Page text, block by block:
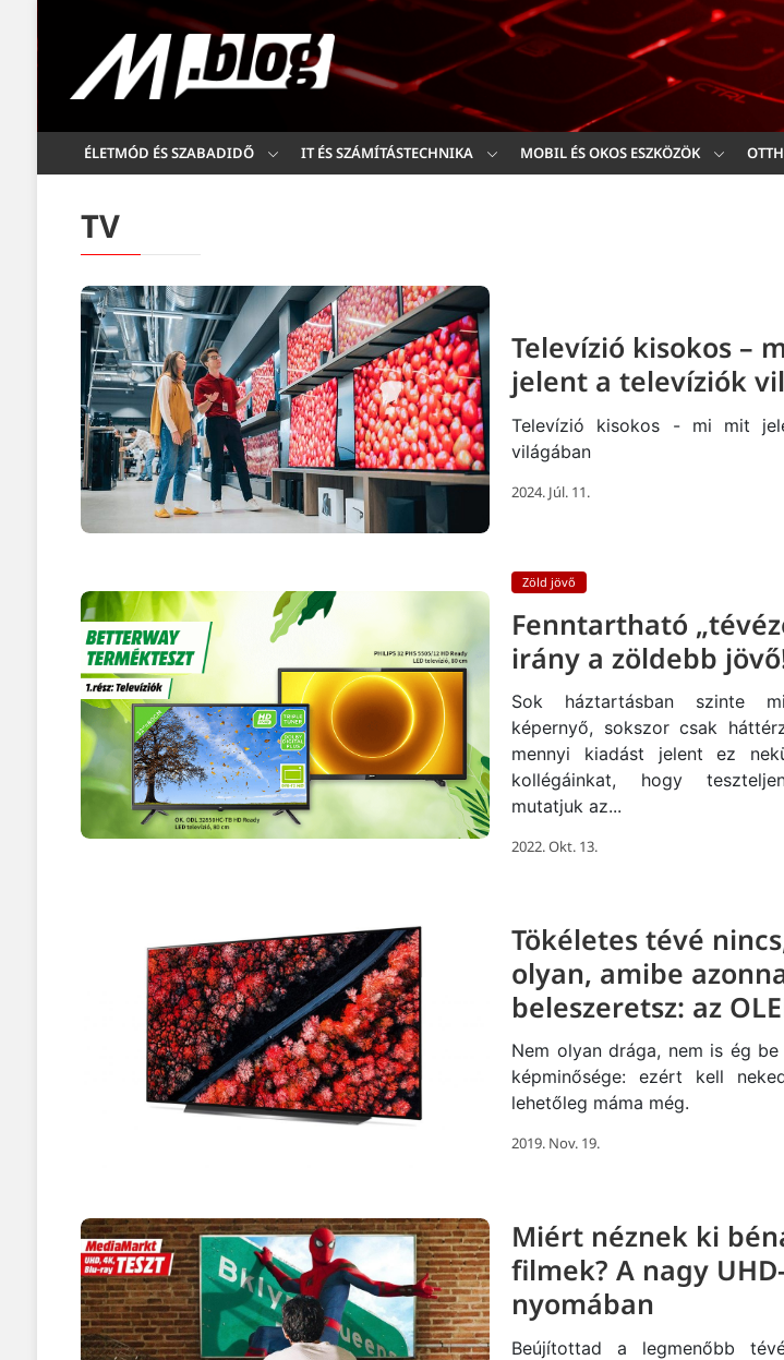
ÉLETMÓD ÉS SZABADIDŐ IT ÉS SZÁMÍTÁSTECHNIKA MOBIL ÉS OKOS ESZKÖZÖK
TV
Televízió kisokos –
jelent a televíziók
Televízió kisokos - mi mit
világában
2024. Júl. 11.
Zöld jövő
Fenntartható
irány a zöldebb
Sok háztartásban szinte
képernyő, sokszor csak
mennyi kiadást jelent ez
kollégáinkat, hogy
mutatjuk az...
2022. Okt. 13.
Tökéletes tévé
olyan, amibe
beleszeretsz: az
Nem olyan drága, nem is ég
képminősége: ezért kell
lehetőleg máma még.
2019. Nov. 19.
Miért néznek ki
filmek? A nagy
nyomában
Beújítottad a legmenőbb